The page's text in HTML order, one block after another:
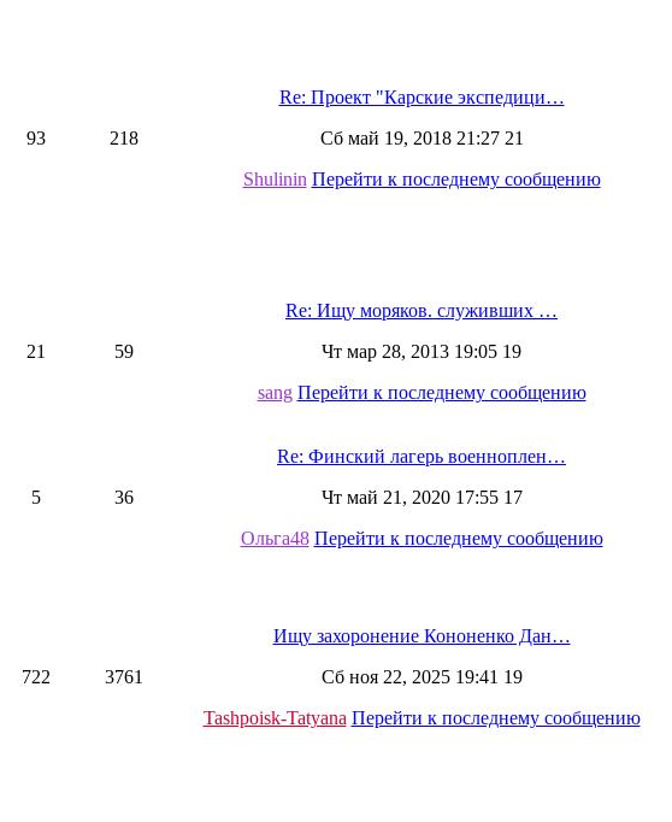
93 218
Re: Проект "Карские экспедици…
Сб май 19, 2018 21:27 21
Shulinin Перейти к последнему сообщению
21 59
Re: Ищу моряков. служивших …
Чт мар 28, 2013 19:05 19
sang Перейти к последнему сообщению
5 36
Re: Финский лагерь военноплен…
Чт май 21, 2020 17:55 17
Ольга48 Перейти к последнему сообщению
722 3761
Ищу захоронение Кононенко Дан…
Сб ноя 22, 2025 19:41 19
Tashpoisk-Tatyana Перейти к последнему сообщению